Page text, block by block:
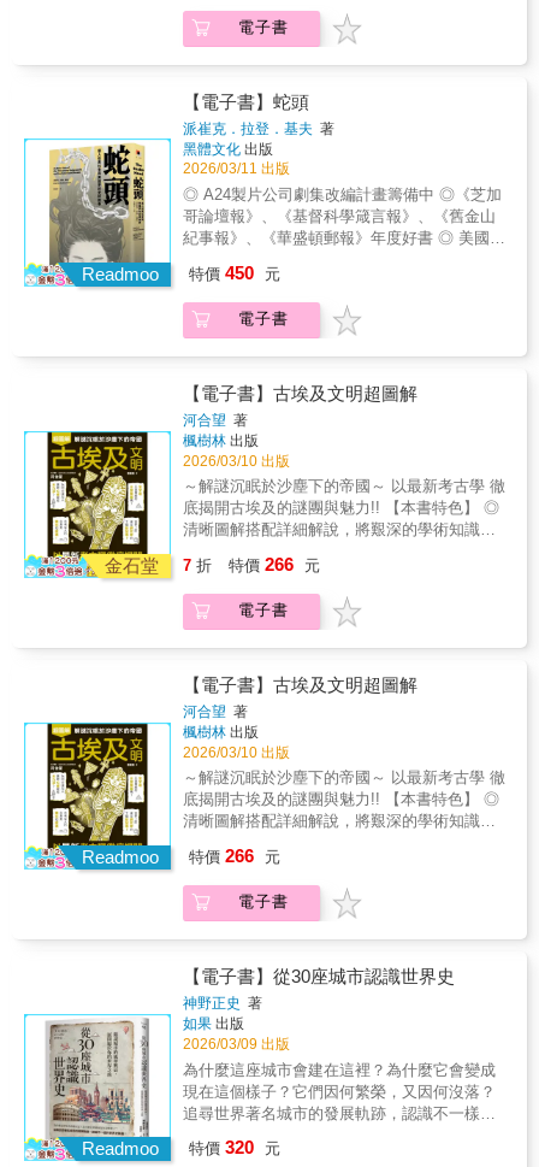
此以「點火棒」的文字來表示繁榮、健康與快
樂。本書首章以埃及法老為鑰，推開古埃及的
歷史巨門，圖坦卡門的黃金面具、衣著，與之
神祕世界；次章則由男女的身體及動作，理解
埃及人表述情感的方式；最後一章則是介紹伴
隨戰爭、建築、書寫等日常生活所需而生的字
符。內文以埃及生活文化為幹，介紹隨之創生
的象形文字，讓那些古老的字符帶領你穿越時
空七千年，開啟你的荷魯斯之眼。
好玩，徹底刷新你對古羅馬的視角！★全球暢
銷「最短歷史」（The Shortest History）系列
的創建，始於一場大規模女性綁架。•羅馬一天
造不成，但羅馬人只花六十天，就從對船艦一
竅不通的小菜菜到造出百艘戰艦，甚至擊敗迦
太基強敵（雖然往後幾十年都在挨打）。•迦太
基戰神漢尼拔僅憑最後一頭倖存戰象與殘兵，
就打得羅馬軍團滿地找牙。•遭日耳曼人大敗
後，奧古斯都以頭撞牆哭喊著要對方「把我的
軍團還來！」•運動狂熱者尼祿不僅大辦運動
會，還親自上場，拿了1808面金牌。羅馬帝國
國以上，遠及英格蘭、烏克蘭與阿拉伯半島，
並深刻形塑政治、法律、哲學與建築的基礎，
留下羅馬數字、曆法、水道橋與混凝土等不朽
動敘事，揭示一個開端卑微卻命運非凡的帝
國，如何在大勝與潰敗、殺戮、背叛、權謀、
慾望、殘酷與愛恨情仇的劇烈交織之下，創建
出前所未有的霸權，成為僅次於天國的最強帝
國。從母狼奶大的羅馬城創建者與史前羅馬，
到凱薩、龐培、蘇拉、格拉古兄弟的共和時
代，再到奧古斯都、尼祿、哈德良、戴克里
戰役、殘忍而野心勃勃的強人、匪夷所思的陰
謀詭計、泯滅人性的腥風血雨、錯綜複雜的家
族鬥爭與聯姻、魅力四射的藝術家與角鬥士，
的崛起、輝煌與衰亡。【好評推薦】「金恩以
極致精煉的筆法，完成一部高度濃縮的作品。
他縱觀古羅馬的歷史長河，縮放時空、勾勒群
像——從羅穆盧斯與雷慕斯的神話起點，一路
寫到帝國的傾頹。書中匯集了皇帝與史家、將
領與軍團、建築者與藝術家、穩定秩序者與起
義叛亂者，以及左右興衰的瘋狂與邪惡之徒。
行雲流水的敘事魅力。」──《柯克斯書評》
藝術史資料的嚴謹考究和深入挖掘，金恩將讀
者耳熟能詳的故事，講述得彷彿前所未聞，帶
來全新的視角和啟發。」──《金融時報》
電子書
Readmoo
【電子書】蛇頭
派崔克．拉登．基夫 著
黑體文化 出版
2026/03/11 出版
◎ A24製片公司劇集改編計畫籌備中 ◎《芝加
哥論壇報》、《基督科學箴言報》、《舊金山
紀事報》、《華盛頓郵報》年度好書 ◎ 美國亞
逾9,600位讀者4.2顆星高評價「必讀佳作……
這是個情節豐富、敘事優美的故事，過程緊
張，充滿出人意表的轉折，有些地方讀起來就
實事件全景中，派崔克．拉登．基夫調查了一
個由意想不到的罪犯經營的祕密世界：一名能
聚攏人心的中年祖母，在紐約唐人街一家小麵
店裡管理著能夠賺進數百萬美元的人口偷渡事
業。 基夫揭露了萍姐複雜帝國的內部運
作，並描述聯邦調查局長達十年的調查最終導
致萍姐的垮台。基夫追蹤移民及歸化局的調查
過程，發現這些移民官員經常表現出無能，有
時甚至貪腐，而他們就這樣持續追捕那些孤注
個過程中，基夫描繪出一幅令人震撼的畫面：
一整個世代的非法移民肖像，以及支撐與剝削
這些移民的複雜地下經濟。 「蛇頭」一詞
的起源是個謎。有些人認為，蛇象徵迂迴繞行
的偷渡路線，而蛇頭則是偷渡路線的引領者。
偷渡的移民稱為「蛇」，有時稱為「蛇尾」，
但他們也常被稱為「鴨子」或直接被稱為「偷
渡客」。隨著偷渡活動漸趨複雜，偷渡者也開
始發展出科層組織，「小蛇頭」負責在中國農
村進行招募，「大蛇頭」則在紐約或香港或台
北這些安全的後方安排資金、後勤與收受大量
獲利。史料記載，福建人曾經崇拜蛇這種動
物，並且以蛇作為圖騰。福建人原本稱為閩，
閩字由門與虫組成，代表門的下方有蟲或蛇爬
過。當移民鑽過纏繞在國境線上的鐵絲網時，
動描述鄭翠萍（人稱「萍姐」）的故事，也深
入探討美國與移民之間錯綜複雜的關係。萍姐
這名「蛇頭」藉由將中國移民偷渡到美國，建
立起數百萬美元的人蛇帝國。萍姐自己於一九
八一年合法從中國福建省入境美國，很快地便
在曼哈頓唐人街的福建移民圈中成為眾人諮
詢、借貸與安排家人來美的重要人物。萍姐的
帝國日漸龐大，於是她開始將一些髒活外包給
當地的黑社會福青幫。 一九九三年，滿載
特價 450 元
電子書
金石堂
【電子書】古埃及文明超圖解
河合望 著
楓樹林 出版
2026/03/10 出版
～解謎沉眠於沙塵下的帝國～ 以最新考古學 徹
底揭開古埃及的謎團與魅力!! 【本書特色】 ◎
清晰圖解搭配詳細解說，將艱深的學術知識轉
研究為基礎，重新檢視金字塔建造過程、法老
死因等謎團。 ◎囊括古埃及的建築、歷史、宗
教信仰、日常生活型態等，全方位深入古文明
千年時光，古埃及文明依舊深深吸引著世人。
從標誌性的建物──金字塔、人面獅身像， 到揭
示古埃及王室祕辛、獨特宗教觀的聖書體， 都
潛藏著無窮無盡的謎題。 近年來，隨著無人
機、CT掃描、DNA檢驗、3D測量、 宇宙射線
&mu;子探測等科學技術開始運用於考古研究
上， 過去難以掌握的金字塔建造方法、木乃伊
死因等 皆逐漸揭開神祕的面紗。 《古埃及文明
超圖解》 由埃及學家、筑波大學人文社會系教
礎， 輔以初學者也能輕鬆理解的解說、清晰圖
解， 帶領讀者從更立體的角度，感受古埃及的
魅力。 （※因應印刷需要，內頁實際印刷的顏
色會與預覽有所差異。※）
7 折 特價 266 元
電子書
Readmoo
【電子書】古埃及文明超圖解
河合望 著
楓樹林 出版
2026/03/10 出版
～解謎沉眠於沙塵下的帝國～ 以最新考古學 徹
底揭開古埃及的謎團與魅力!! 【本書特色】 ◎
清晰圖解搭配詳細解說，將艱深的學術知識轉
研究為基礎，重新檢視金字塔建造過程、法老
死因等謎團。 ◎囊括古埃及的建築、歷史、宗
教信仰、日常生活型態等，全方位深入古文明
千年時光，古埃及文明依舊深深吸引著世人。
從標誌性的建物──金字塔、人面獅身像， 到揭
示古埃及王室祕辛、獨特宗教觀的聖書體， 都
潛藏著無窮無盡的謎題。 近年來，隨著無人
機、CT掃描、DNA檢驗、3D測量、 宇宙射線
&mu;子探測等科學技術開始運用於考古研究
上， 過去難以掌握的金字塔建造方法、木乃伊
死因等 皆逐漸揭開神祕的面紗。 《古埃及文明
超圖解》 由埃及學家、筑波大學人文社會系教
特價 266 元
電子書
Readmoo
【電子書】從30座城市認識世界史
神野正史 著
如果 出版
2026/03/09 出版
為什麼這座城市會建在這裡？為什麼它會變成
現在這個樣子？它們因何繁榮，又因何沒落？
追尋世界著名城市的發展軌跡，認識不一樣的
的歷史中誕生？雅典、羅馬、京都，這些城市
特價 320 元